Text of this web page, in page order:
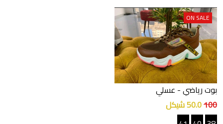
ON SALE
بوت رياضي- عسلي
100